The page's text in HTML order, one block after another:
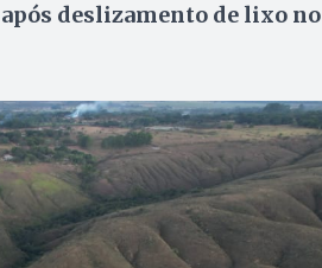
deslizamento de lixo no